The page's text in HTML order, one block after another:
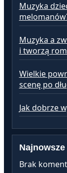
Muzyka
Muzyka a
i tworzą
Wielkie
scenę po
Jak dobrze
Brak